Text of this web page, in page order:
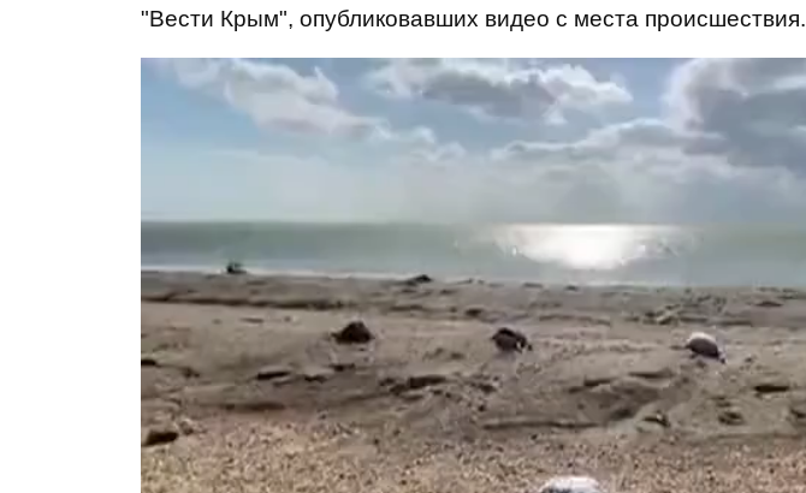
"Вести Крым", опубликовавших видео с места происшествия.